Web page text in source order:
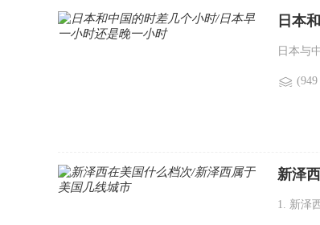
日本
日本与
新泽
1. 新泽